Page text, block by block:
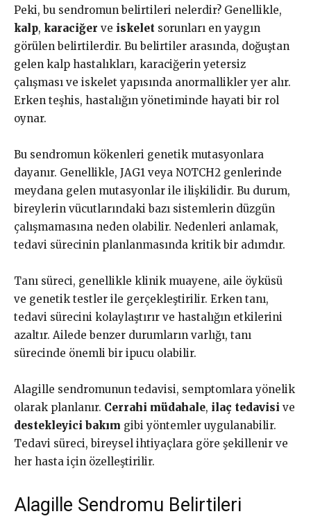
Peki, bu sendromun belirtileri nelerdir? Genellikle,
kalp, karaciğer ve iskelet sorunları en yaygın
görülen belirtilerdir. Bu belirtiler arasında, doğuştan
gelen kalp hastalıkları, karaciğerin yetersiz
çalışması ve iskelet yapısında anormallikler yer alır.
Erken teşhis, hastalığın yönetiminde hayati bir rol
oynar.
Bu sendromun kökenleri genetik mutasyonlara
dayanır. Genellikle, JAG1 veya NOTCH2 genlerinde
meydana gelen mutasyonlar ile ilişkilidir. Bu durum,
bireylerin vücutlarındaki bazı sistemlerin düzgün
çalışmamasına neden olabilir. Nedenleri anlamak,
tedavi sürecinin planlanmasında kritik bir adımdır.
Tanı süreci, genellikle klinik muayene, aile öyküsü
ve genetik testler ile gerçekleştirilir. Erken tanı,
tedavi sürecini kolaylaştırır ve hastalığın etkilerini
azaltır. Ailede benzer durumların varlığı, tanı
sürecinde önemli bir ipucu olabilir.
Alagille sendromunun tedavisi, semptomlara yönelik
olarak planlanır. Cerrahi müdahale, ilaç tedavisi ve
destekleyici bakım gibi yöntemler uygulanabilir.
Tedavi süreci, bireysel ihtiyaçlara göre şekillenir ve
her hasta için özelleştirilir.
Alagille Sendromu Belirtileri